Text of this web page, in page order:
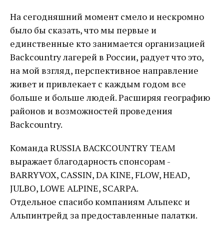
На сегодняшний момент смело и нескромно
было бы сказать, что мы первые и
единственные кто занимается организацией
Backcountry лагерей в России, радует что это,
на мой взгляд, перспективное направление
живет и привлекает с каждым годом все
больше и больше людей. Расширяя географию
районов и возможностей проведения
Backcountry.
Команда RUSSIA BACKCOUNTRY TEAM
выражает благодарность спонсорам -
BARRYVOX, CASSIN, DA KINE, FLOW, HEAD,
JULBO, LOWE ALPINE, SCARPA.
Отдельное спасибо компаниям Альпекс и
Альпинтрейд за предоставленные палатки.